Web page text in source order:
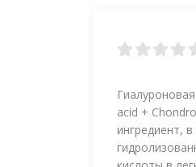
acid +
ингредиент,